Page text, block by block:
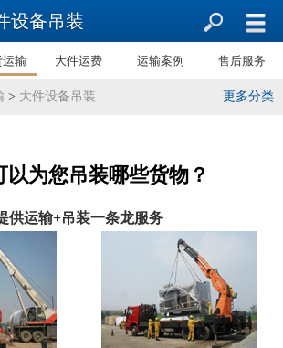
设备吊装
运输 大件运费 运输案例 售后服务
更多分类
> 大件设备吊装
以为您吊装哪些货物？
供运输+吊装一条龙服务